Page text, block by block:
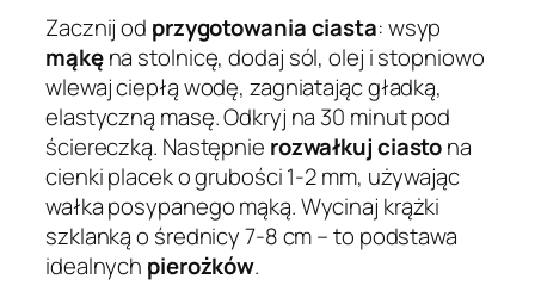
Zacznij od przygotowania ciasta: wsyp
mąkęna stolnicę, dodaj sól, olej i stopniowo
wlewaj ciepłą wodę, zagniatając gładką,
elastyczną masę. Odkryj na 30 minut pod
ściereczką. Następnie rozwałkuj ciastona
cienki placek o grubości 1-2 mm, używając
wałka posypanego mąką. Wycinaj krążki
szklanką o średnicy 7-8 cm – to podstawa
idealnych pierożków.